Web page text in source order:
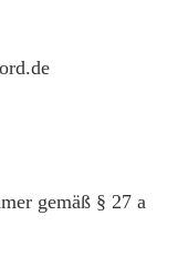
gemäß § 27 a